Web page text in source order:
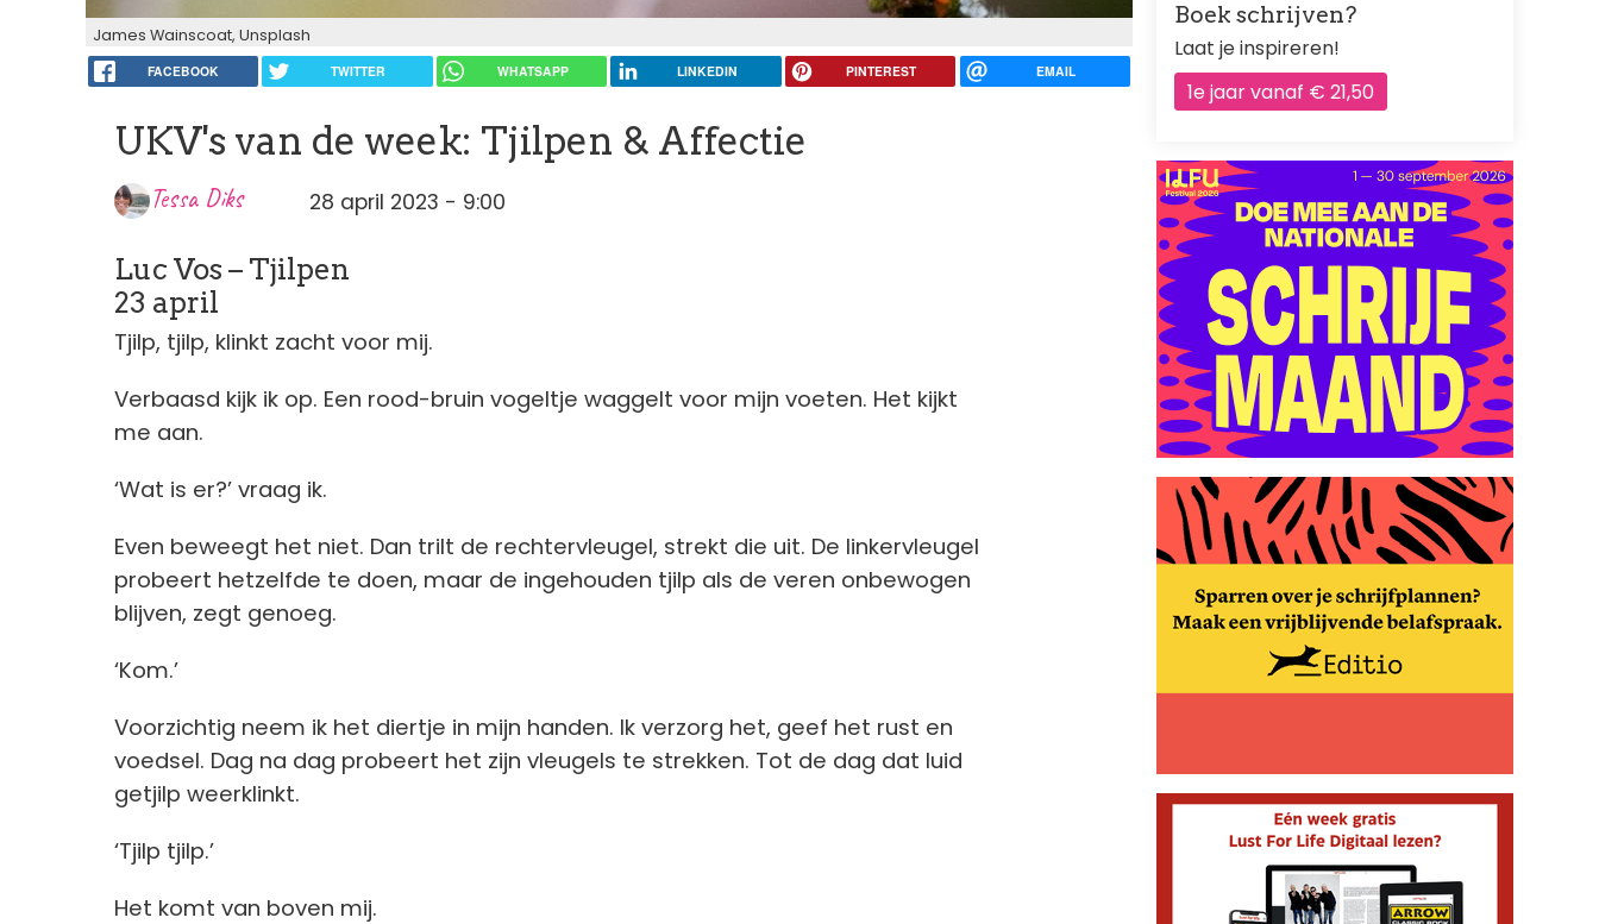
James Wainscoat, Unsplash
FACEBOOK TWITTER WHATSAPP LINKEDIN PINTEREST EMAIL
UKV's van de week: Tjilpen & Affectie
Tessa Diks 28 april 2023 - 9:00
Luc Vos – Tjilpen
23 april
Tjilp, tjilp, klinkt zacht voor mij.
Verbaasd kijk ik op. Een rood-bruin vogeltje waggelt voor mijn voeten. Het kijkt
me aan.
‘Wat is er?’ vraag ik.
Even beweegt het niet. Dan trilt de rechtervleugel, strekt die uit. De linkervleugel
probeert hetzelfde te doen, maar de ingehouden tjilp als de veren onbewogen
blijven, zegt genoeg.
‘Kom.’
Voorzichtig neem ik het diertje in mijn handen. Ik verzorg het, geef het rust en
voedsel. Dag na dag probeert het zijn vleugels te strekken. Tot de dag dat luid
getjilp weerklinkt.
‘Tjilp tjilp.’
Het komt van boven mij.
Boek schrijven?
Laat je inspireren!
1e jaar vanaf € 21,50